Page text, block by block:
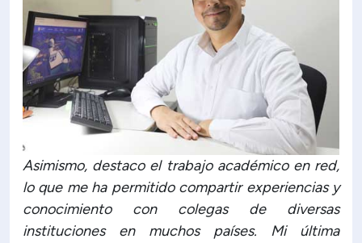
Asimismo, destaco el trabajo académico en red,
lo que me ha permitido compartir experiencias y
conocimiento con colegas de diversas
instituciones en muchos países. Mi última